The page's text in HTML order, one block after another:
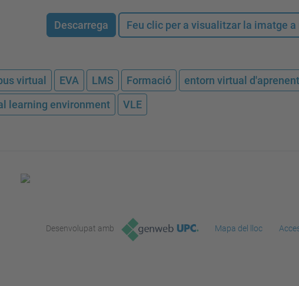
Descarrega Feu clic per a visualitzar la imatge
virtual EVA LMS Formació
entorn virtual
learning environment
VLE
Desenvolupat amb Mapa del lloc